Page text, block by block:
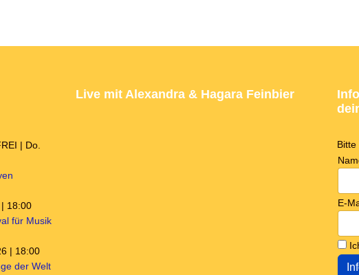
| Do.
18:00
für Musik
| 18:00
der Welt
Live mit Alexandra & Hagara Feinbier
E-